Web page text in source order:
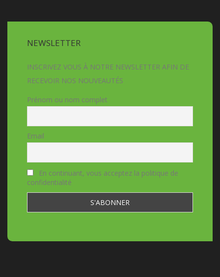
NEWSLETTER
INSCRIVEZ VOUS À NOTRE NEWSLETTER AFIN DE
RECEVOIR NOS NOUVEAUTÉS
Prénom ou nom complet
Email
En continuant, vous acceptez la politique de
confidentialité